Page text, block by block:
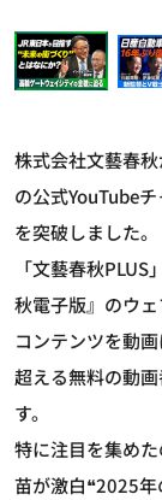
株式会社文藝春秋
の公式YouTube
を突破しました。
「文藝春秋
秋電子版』のウ
コンテンツを動
超える無料の動
す。
特に注目を集め
苗が激白❝2025